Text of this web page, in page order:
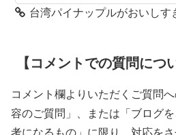
台湾パイナップルがおいしす
【コメントでの質問につ
コメント欄よりいただくご質問
容のご質問」、または「ブログ
考になるもの」に限り、対応をさ